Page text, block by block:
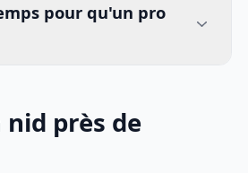
pour qu'un pro
près de